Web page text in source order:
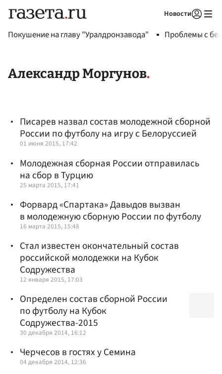
Новости
Покушение на главу "Уралдронзавода" Проблемы с
Александр Моргунов
Писарев назвал состав молодежной сборной
России по футболу на игру с Белоруссией
01 июня 2015, 17:42
Молодежная сборная России отправилась
на сбор в Турцию
25 марта 2015, 17:41
Форвард «Спартака» Давыдов вызван
в молодежную сборную России по футболу
16 марта 2015, 15:48
Стал известен окончательный состав
российской молодежки на Кубок
Содружества
12 января 2015, 17:03
Определен состав сборной России
по футболу на Кубок
Содружества-2015
30 декабря 2014, 16:12
Черчесов в гостях у Семина
04 декабря 2014, 12:36